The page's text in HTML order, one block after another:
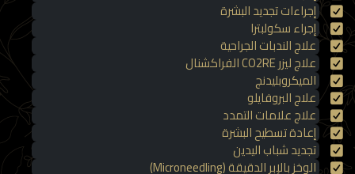
إجراءات تجديد البشرة
إجراء سكولبترا
علاج الندبات الجراحية
علاج ليزر CO2RE الفراكشنال
الميكروبليدنج
علاج البروفايلو
علاج علامات التمدد
إعادة تسطيح البشرة
تجديد شباب اليدين
الوخز بالإبر الدقيقة (Microneedling)